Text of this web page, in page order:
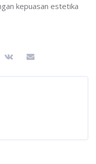
kepuasan estetika